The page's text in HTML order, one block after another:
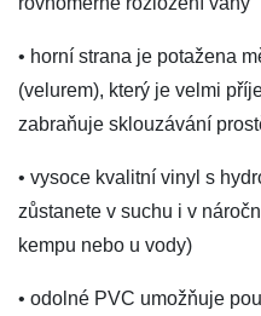
• horní strana je potažena
(velurem), který je velmi
zabraňuje sklouzávání
• vysoce kvalitní vinyl s
zůstanete v suchu i v
kempu nebo u vody)
• odolné PVC umožňuje